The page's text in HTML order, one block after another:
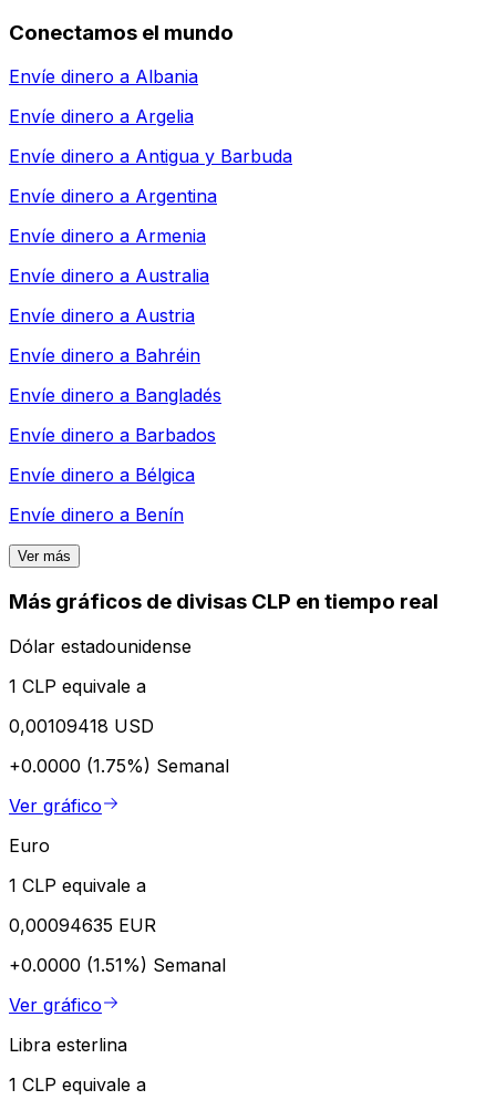
Conectamos el mundo
Envíe dinero a Albania
Envíe dinero a Argelia
Envíe dinero a Antigua y Barbuda
Envíe dinero a Argentina
Envíe dinero a Armenia
Envíe dinero a Australia
Envíe dinero a Austria
Envíe dinero a Bahréin
Envíe dinero a Bangladés
Envíe dinero a Barbados
Envíe dinero a Bélgica
Envíe dinero a Benín
Ver más
Más gráficos de divisas CLP en tiempo real
Dólar estadounidense
1 CLP equivale a
0,00109418 USD
+0.0000 (1.75%) Semanal
Ver gráfico
Euro
1 CLP equivale a
0,00094635 EUR
+0.0000 (1.51%) Semanal
Ver gráfico
Libra esterlina
1 CLP equivale a